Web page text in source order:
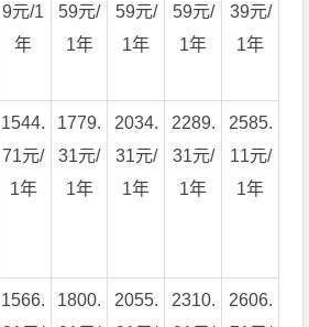
9元/1
年
59元/
1年
59元/
1年
59元/
1年
39元/
1年
1544.
71元/
1年
1779.
31元/
1年
2034.
31元/
1年
2289.
31元/
1年
2585.
11元/
1年
1566.
1800.
2055.
2310.
2606.